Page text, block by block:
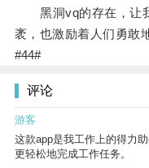
黑洞vq的存在，让我
袤，也激励着人们勇敢
#44#
评论
游客
这款app是我工作上的得力
更轻松地完成工作任务。